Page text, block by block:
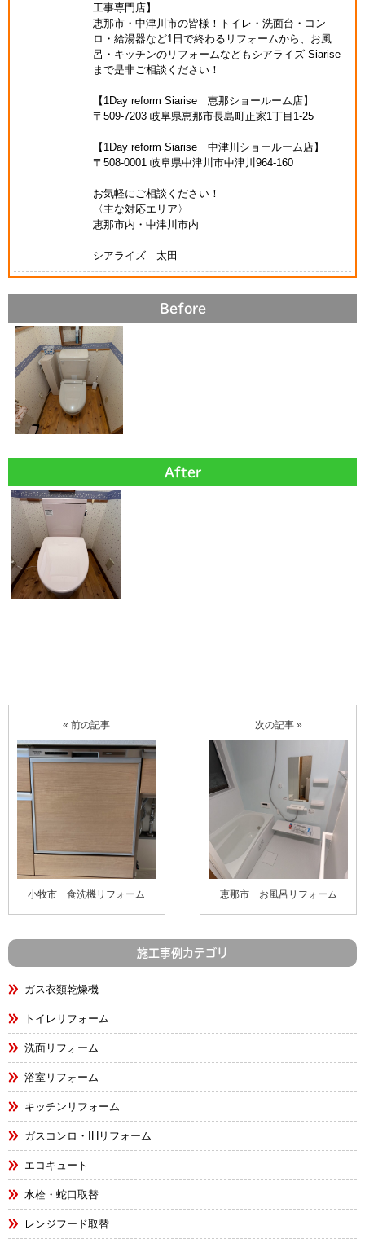
工事専門店】
恵那市・中津川市の皆様！トイレ・洗面台・コン
ロ・給湯器など1日で終わるリフォームから、お風
呂・キッチンのリフォームなどもシアライズ Siarise
まで是非ご相談ください！
【1Day reform Siarise 恵那ショールーム店】
〒509-7203 岐阜県恵那市長島町正家1丁目1-25
【1Day reform Siarise 中津川ショールーム店】
〒508-0001 岐阜県中津川市中津川964-160
お気軽にご相談ください！
〈主な対応エリア〉
恵那市内・中津川市内
シアライズ 太田
Before
After
« 前の記事
小牧市 食洗機リフォーム
次の記事 »
恵那市 お風呂リフォーム
施工事例カテゴリ
ガス衣類乾燥機
トイレリフォーム
洗面リフォーム
浴室リフォーム
キッチンリフォーム
ガスコンロ・IHリフォーム
エコキュート
水栓・蛇口取替
レンジフード取替